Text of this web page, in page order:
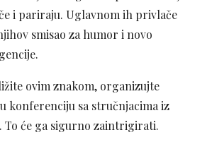
i pariraju. Uglavnom ih privlače
smisao za humor i novo
ovim znakom, organizujte
konferenciju sa stručnjacima iz
će ga sigurno zaintrigirati.